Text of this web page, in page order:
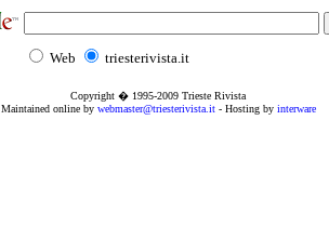
Web triesterivista.it
Copyright � 1995-2009 Trieste Rivista
Maintained online by webmaster@triesterivista.it- Hosting by interware